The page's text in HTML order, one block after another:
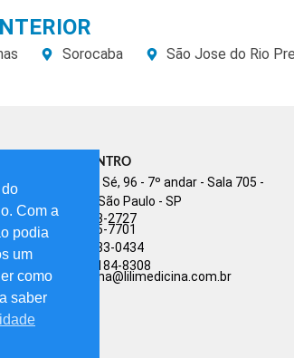
Sorocaba São Jose do Rio
UNIDADE CENTRO
Praça da Sé, 96 - 7º andar - Sala 705 -
Centro - São Paulo - SP
Atendimento
(11) 3123-2727
(11) 3105-7701
(11) 92033-0434
Financeiro(11) ) 91184-8308
lilimedicina@lilimedicina.com.br
Com a
podia
um
como
saber